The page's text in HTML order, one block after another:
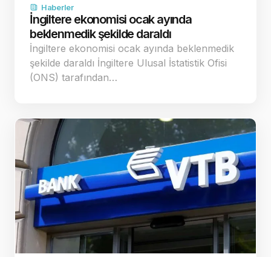
Haberler
İngiltere ekonomisi ocak ayında
beklenmedik şekilde daraldı
İngiltere ekonomisi ocak ayında beklenmedik
şekilde daraldı İngiltere Ulusal İstatistik Ofisi
(ONS) tarafından…